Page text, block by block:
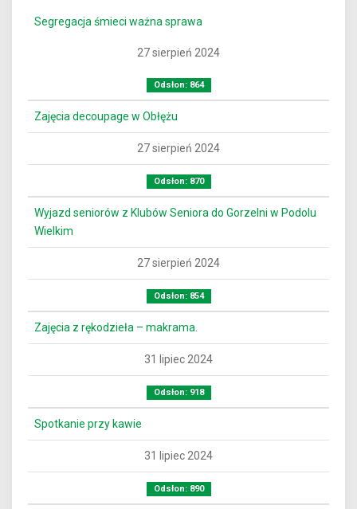
Segregacja śmieci ważna sprawa
27 sierpień 2024
Odsłon: 864
Zajęcia decoupage w Obłężu
27 sierpień 2024
Odsłon: 870
Wyjazd seniorów z Klubów Seniora do Gorzelni w Podolu
Wielkim
27 sierpień 2024
Odsłon: 854
Zajęcia z rękodzieła – makrama.
31 lipiec 2024
Odsłon: 918
Spotkanie przy kawie
31 lipiec 2024
Odsłon: 890